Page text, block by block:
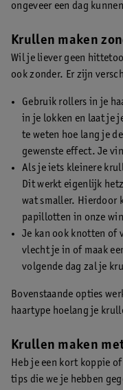
ongeveer een dag
Krullen maken
Wil je liever geen
ook zonder. Er zijn
Gebruik rollers in je
in je lokken en laat je
te weten hoe lang je
gewenste effect. Je
Als je iets kleinere
Dit werkt eigenlijk
wat smaller. Hierdoor
papillotten in onze
Je kan ook knotten of
vlecht je in of maak
volgende dag zal je
Bovenstaande opties
haartype hoelang je
Krullen maken
Heb je een kort koppie
tips die we je hebben